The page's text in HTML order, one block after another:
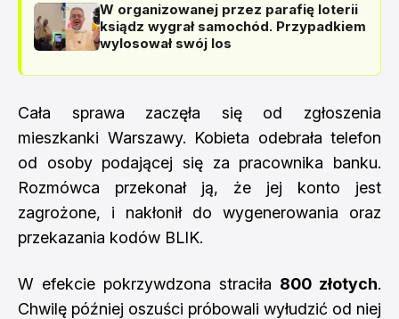
W organizowanej przez parafię loterii
ksiądz wygrał samochód. Przypadkiem
wylosował swój los
Cała sprawa zaczęła się od zgłoszenia
mieszkanki Warszawy. Kobieta odebrała telefon
od osoby podającej się za pracownika banku.
Rozmówca przekonał ją, że jej konto jest
zagrożone, i nakłonił do wygenerowania oraz
przekazania kodów BLIK.
W efekcie pokrzywdzona straciła 800 złotych.
Chwilę później oszuści próbowali wyłudzić od niej